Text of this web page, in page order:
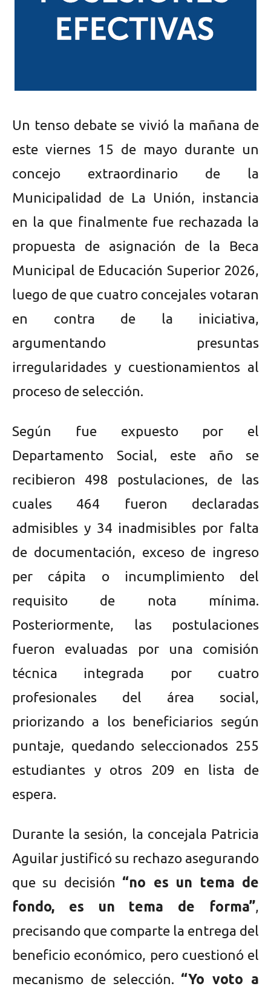
Un tenso debate se vivió la mañana de
este viernes 15 de mayo durante un
concejo extraordinario de la
Municipalidad de La Unión, instancia
en la que finalmente fue rechazada la
propuesta de asignación de la Beca
Municipal de Educación Superior 2026,
luego de que cuatro concejales votaran
en contra de la iniciativa,
argumentando presuntas
irregularidades y cuestionamientos al
proceso de selección.
Según fue expuesto por el
Departamento Social, este año se
recibieron 498 postulaciones, de las
cuales 464 fueron declaradas
admisibles y 34 inadmisibles por falta
de documentación, exceso de ingreso
per cápita o incumplimiento del
requisito de nota mínima.
Posteriormente, las postulaciones
fueron evaluadas por una comisión
técnica integrada por cuatro
profesionales del área social,
priorizando a los beneficiarios según
puntaje, quedando seleccionados 255
estudiantes y otros 209 en lista de
espera.
Durante la sesión, la concejala Patricia
Aguilar justificó su rechazo asegurando
que su decisión “no es un tema de
fondo, es un tema de forma”,
precisando que comparte la entrega del
beneficio económico, pero cuestionó el
mecanismo de selección. “Yo voto a